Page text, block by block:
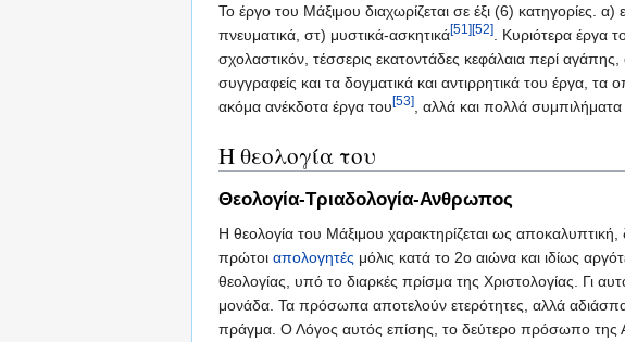
Το έργο του Μάξιμου διαχωρίζεται σε έξι (6) κατηγορίες.
πνευματικά, στ) μυστικά-ασκητικά[51][52]
. Κυριότερα έργα
σχολαστικόν, τέσσερις εκατοντάδες κεφάλαια περί
συγγραφείς και τα δογματικά και αντιρρητικά του έργα,
ακόμα ανέκδοτα έργα του[53] , αλλά και πολλά
Η θεολογία του
Θεολογία-Τριαδολογία-Ανθρωπος
Η θεολογία του Μάξιμου χαρακτηρίζεται ως
πρώτοι απολογητές μόλις κατά το 2ο αιώνα και ιδίως
θεολογίας, υπό το διαρκές πρίσμα της Χριστολογίας. Γι
μονάδα. Τα πρόσωπα αποτελούν ετερότητες, αλλά
πράγμα. Ο Λόγος αυτός επίσης, το δεύτερο πρόσωπο της